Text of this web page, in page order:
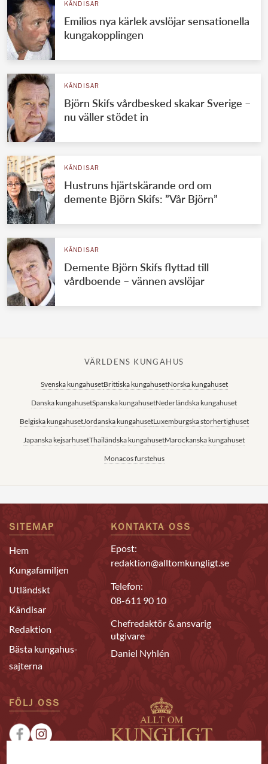
KÄNDISAR
Emilios nya kärlek avslöjar sensationella
kungakopplingen
KÄNDISAR
Björn Skifs vårdbesked skakar Sverige –
nu väller stödet in
KÄNDISAR
Hustruns hjärtskärande ord om
demente Björn Skifs: ”Vår Björn”
KÄNDISAR
Demente Björn Skifs flyttad till
vårdboende – vännen avslöjar
VÄRLDENS KUNGAHUS
Svenska kungahusetBrittiska kungahusetNorska kungahuset
Danska kungahusetSpanska kungahusetNederländska kungahuset
Belgiska kungahusetJordanska kungahusetLuxemburgska storhertighuset
Japanska kejsarhusetThailändska kungahusetMarockanska kungahuset
Monacos furstehus
SITEMAP
Hem
Kungafamiljen
Utländskt
Kändisar
Redaktion
Bästa kungahus-
sajterna
KONTAKTA OSS
Epost:
redaktion@alltomkungligt.se
Telefon:
08-611 90 10
Chefredaktör & ansvarig
utgivare
Daniel Nyhlén
FÖLJ OSS